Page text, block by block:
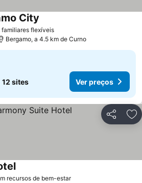
flexíveis
City
Bergamo, a 4.5 km de Curno
12 sites Ver preços
Partilhar
recursos de bem-estar